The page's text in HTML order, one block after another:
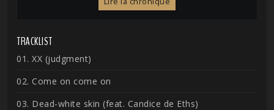
TRACKLIST
01. XX (judgment)
02. Come on come on
03. Dead-white skin (feat. Candice de Eths)